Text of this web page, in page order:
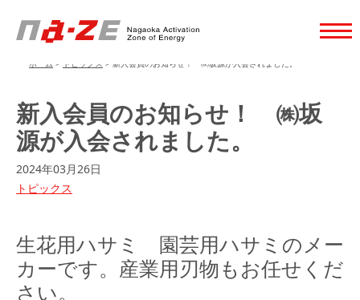
ホーム > トピックス > 新入会員のお知らせ！ ㈱坂源が入会されました。
新入会員のお知らせ！ ㈱坂
源が入会されました。
2024年03月26日
トピックス
生花用ハサミ 園芸用ハサミのメー
カーです。産業用刃物もお任せくだ
さい。